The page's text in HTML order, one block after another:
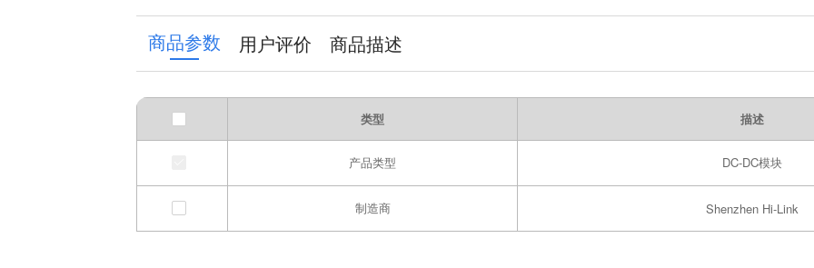
Series
商品参数 用户评价 商品描述
类型 描述
产品类型 DC-DC模块
制造商 Shenzhen Hi-Link